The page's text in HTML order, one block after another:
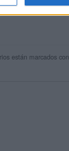
están marcados con